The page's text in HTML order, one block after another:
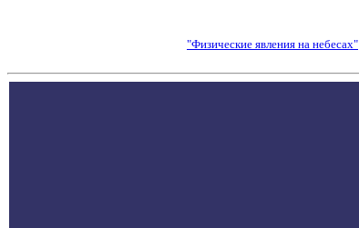
"Физические явления на небесах"